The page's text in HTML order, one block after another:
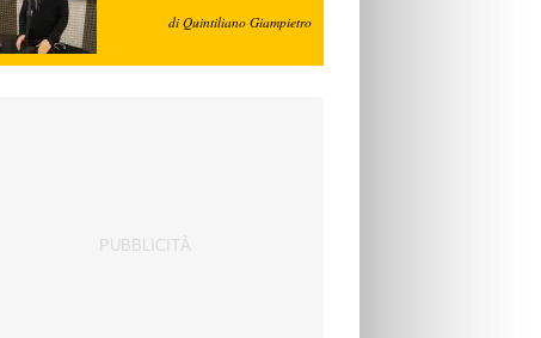
di Quintiliano Giampietro